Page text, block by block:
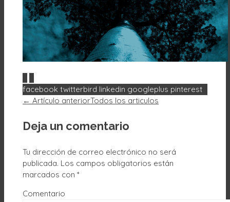
facebook twitterbird linkedin googleplus pinterest
← Artículo anteriorTodos los articulos
Deja un comentario
Tu dirección de correo electrónico no será
publicada. Los campos obligatorios están
marcados con *
Comentario